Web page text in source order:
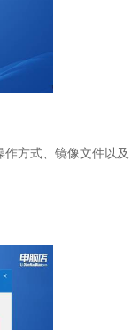
方式、镜像文件以及